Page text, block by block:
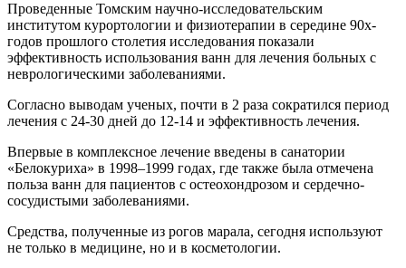
Проведенные Томским научно-исследовательским
институтом курортологии и физиотерапии в середине 90х-
годов прошлого столетия исследования показали
эффективность использования ванн для лечения больных с
неврологическими заболеваниями.
Согласно выводам ученых, почти в 2 раза сократился период
лечения с 24-30 дней до 12-14 и эффективность лечения.
Впервые в комплексное лечение введены в санатории
«Белокуриха» в 1998–1999 годах, где также была отмечена
польза ванн для пациентов с остеохондрозом и сердечно-
сосудистыми заболеваниями.
Средства, полученные из рогов марала, сегодня используют
не только в медицине, но и в косметологии.